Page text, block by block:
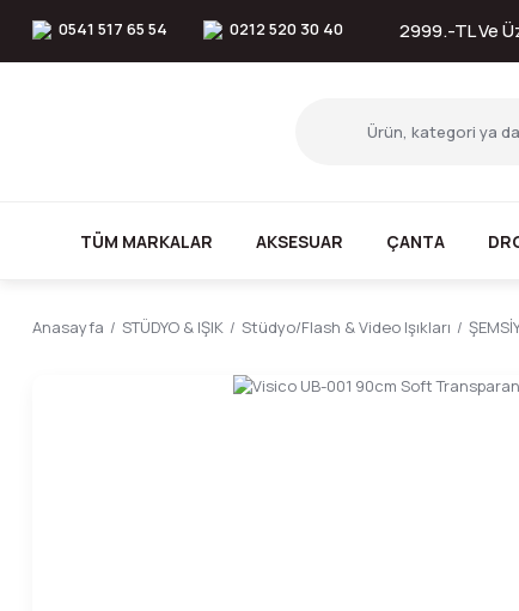
0541 517 65 54 0212 520 30 40 2999.-TL Ve
TÜM MARKALAR AKSESUAR ÇANTA
Anasayfa STÜDYO & IŞIK Stüdyo/Flash & Video Işıkları